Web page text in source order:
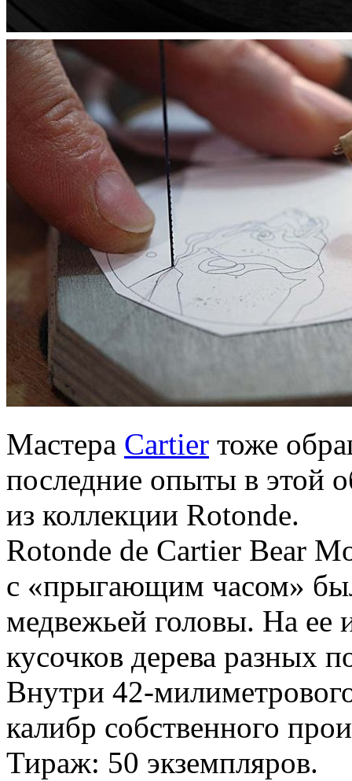
Мастера Cartier тоже
последние опыты в этой
из коллекции Rotonde.
Rotonde de Cartier Bear
с «прыгающим часом»
медвежьей головы. На ее
кусочков дерева разных
Внутри 42-
калибр собственного
Тираж: 50 экземпляров.